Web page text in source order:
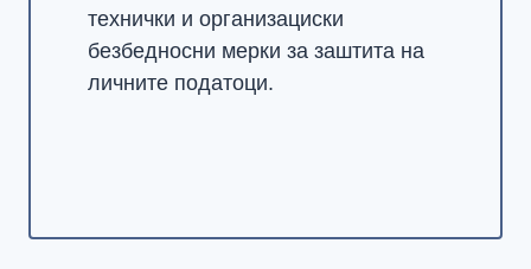
технички и организациски
безбедносни мерки за заштита на
личните податоци.